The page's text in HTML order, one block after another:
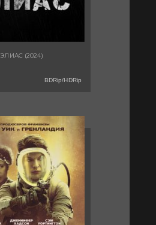
ЭЛИАС (2024)
BDRip/HDRip